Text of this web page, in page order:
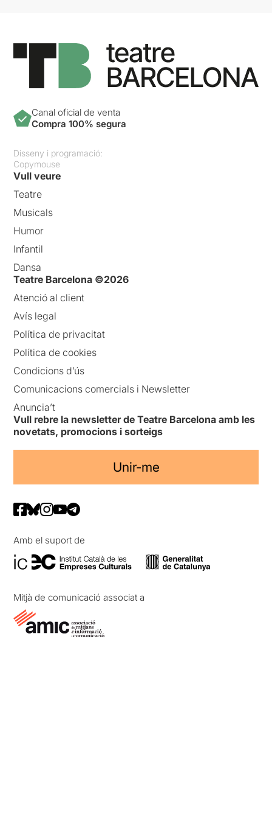
Canal oficial de venta
Compra 100% segura
Disseny i programació:
Copymouse
Vull veure
Teatre
Musicals
Humor
Infantil
Dansa
Teatre Barcelona ©2026
Atenció al client
Avís legal
Política de privacitat
Política de cookies
Condicions d’ús
Comunicacions comercials i Newsletter
Anuncia’t
Vull rebre la newsletter de Teatre Barcelona amb les
novetats, promocions i sorteigs
Unir-me
Amb el suport de
Mitjà de comunicació associat a